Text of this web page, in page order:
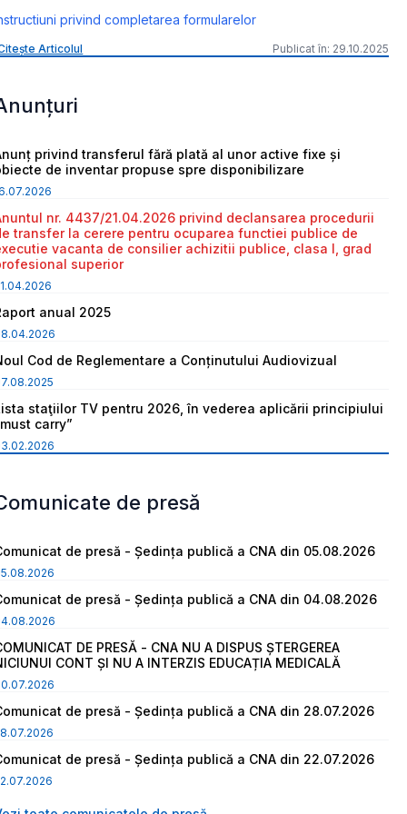
privind completarea formularelor
Articolul Publicat în: 29.10.2025
privind transferul fără plată al unor active fixe și
de inventar propuse spre disponibilizare
nr. 4437/21.04.2026 privind declansarea procedurii
transfer la cerere pentru ocuparea functiei publice de
vacanta de consilier achizitii publice, clasa I, grad
superior
anual 2025
Cod de Reglementare a Conținutului Audiovizual
staţiilor TV pentru 2026, în vederea aplicării principiului
carry”
de presă
de presă - Ședința publică a CNA din 05.08.2026
de presă - Ședința publică a CNA din 04.08.2026
DE PRESĂ - CNA NU A DISPUS ȘTERGEREA
CONT ȘI NU A INTERZIS EDUCAȚIA MEDICALĂ
de presă - Ședința publică a CNA din 28.07.2026
de presă - Ședința publică a CNA din 22.07.2026